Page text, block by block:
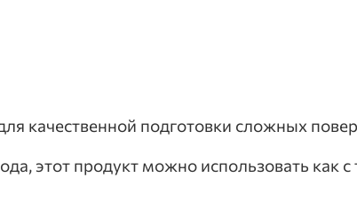
качественной подготовки сложных
этот продукт можно использовать как